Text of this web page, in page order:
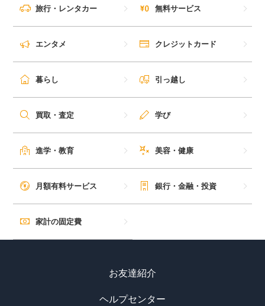
お友達紹介
旅行・レンタカー 無料サービス
エンタメ クレジットカード
暮らし 引っ越し
買取・査定 学び
進学・教育 美容・健康
月額有料サービス 銀行・金融・投資
家計の固定費
お友達紹介
ヘルプセンター